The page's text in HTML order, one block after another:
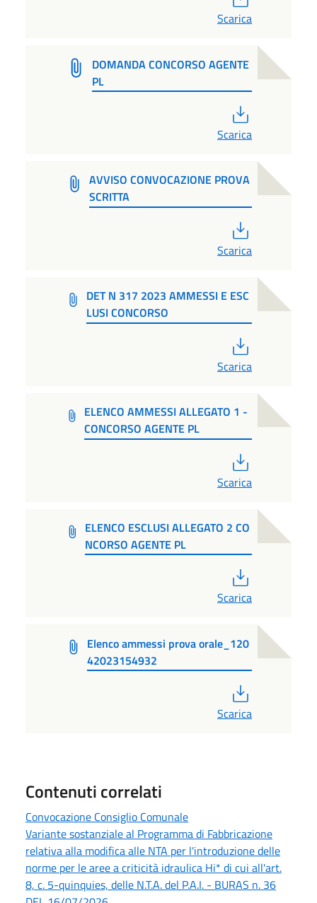
Scarica
DOMANDA CONCORSO AGENTE
PL
Scarica
AVVISO CONVOCAZIONE PROVA
SCRITTA
Scarica
DET N 317 2023 AMMESSI E ESC
LUSI CONCORSO
Scarica
ELENCO AMMESSI ALLEGATO 1 -
CONCORSO AGENTE PL
Scarica
ELENCO ESCLUSI ALLEGATO 2 CO
NCORSO AGENTE PL
Scarica
Elenco ammessi prova orale_120
42023154932
Scarica
Contenuti correlati
Convocazione Consiglio Comunale
Variante sostanziale al Programma di Fabbricazione
relativa alla modifica alle NTA per l'introduzione delle
norme per le aree a criticità idraulica Hi* di cui all'art.
8, c. 5-quinquies, delle N.T.A. del P.A.I. - BURAS n. 36